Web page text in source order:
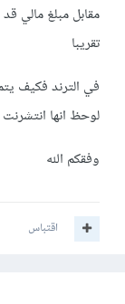
تقريبا
في الترند فكيف
لوحظ انها
وفقكم الله
اقتباس